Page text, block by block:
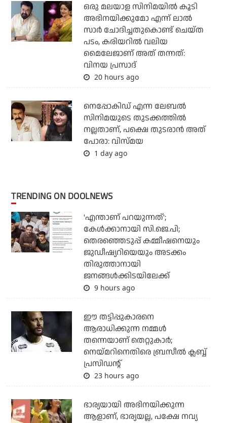
ഒരു മലയാള സിനിമയില്‍ കൂടി
അഭിനയിക്കുമോ എന്ന് ലാല്‍
സാര്‍ ചോദിച്ചതുകൊണ്ട് ചെയ്ത
പടം, കരിയറില്‍ വലിയ
മൈലേജാണ് അത് തന്നത്:
വിനയ പ്രസാദ്
20 hours ago
നെപ്പോകിഡ് എന്ന ലേബൽ
സിനിമയുടെ തുടക്കത്തിൽ
നല്ലതാണ്, പക്ഷെ തുടരാൻ അത്
പോരാ: വിസ്മയ
1 day ago
TRENDING ON DOOLNEWS
'എന്താണ് പറയുന്നത്';
കേള്‍ക്കാനായി സി.ജെ.പി;
തെരഞ്ഞെടുപ്പ് കമ്മീഷനെയും
ജുഡീഷ്യറിയെയും അടക്കം
തിരുത്താനായി
ജനങ്ങള്‍ക്കിടയിലേക്ക്
9 hours ago
ഈ തട്ടിപ്പുകാരനെ
ആരാധിക്കുന്ന നമ്മള്‍
തന്നെയാണ് തെറ്റുകാര്‍;
നെയ്മറിനെതിരെ ബ്രസീല്‍ ക്ലബ്ബ്
പ്രസിഡന്റ്
23 hours ago
ഭാര്യയായി അഭിനയിക്കുന്ന
ആളാണ്, ഭാര്യയല്ല, പക്ഷേ നവ്യ